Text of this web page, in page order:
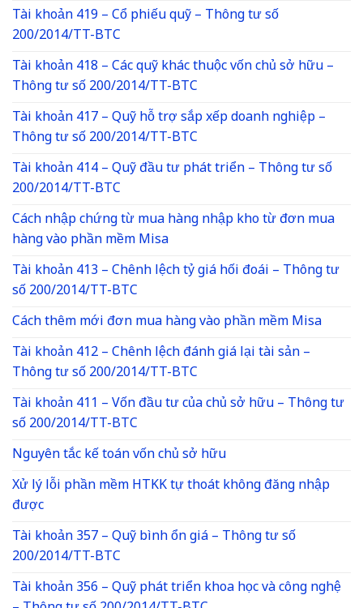
Tài khoản 419 – Cổ phiếu quỹ – Thông tư số
200/2014/TT-BTC
Tài khoản 418 – Các quỹ khác thuộc vốn chủ sở hữu –
Thông tư số 200/2014/TT-BTC
Tài khoản 417 – Quỹ hỗ trợ sắp xếp doanh nghiệp –
Thông tư số 200/2014/TT-BTC
Tài khoản 414 – Quỹ đầu tư phát triển – Thông tư số
200/2014/TT-BTC
Cách nhập chứng từ mua hàng nhập kho từ đơn mua
hàng vào phần mềm Misa
Tài khoản 413 – Chênh lệch tỷ giá hối đoái – Thông tư
số 200/2014/TT-BTC
Cách thêm mới đơn mua hàng vào phần mềm Misa
Tài khoản 412 – Chênh lệch đánh giá lại tài sản –
Thông tư số 200/2014/TT-BTC
Tài khoản 411 – Vốn đầu tư của chủ sở hữu – Thông tư
số 200/2014/TT-BTC
Nguyên tắc kế toán vốn chủ sở hữu
Xử lý lỗi phần mềm HTKK tự thoát không đăng nhập
được
Tài khoản 357 – Quỹ bình ổn giá – Thông tư số
200/2014/TT-BTC
Tài khoản 356 – Quỹ phát triển khoa học và công nghệ